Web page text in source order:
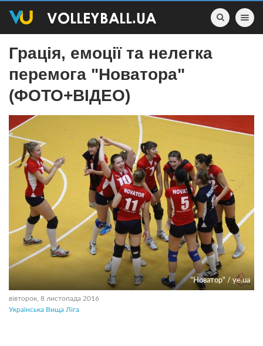
Toggle
Грація, емоції та нелегка
перемога "Новатора"
(ФОТО+ВІДЕО)
"Новатор" / ye.ua
вівторок, 8 листопада 2016
Українська Вища Ліга